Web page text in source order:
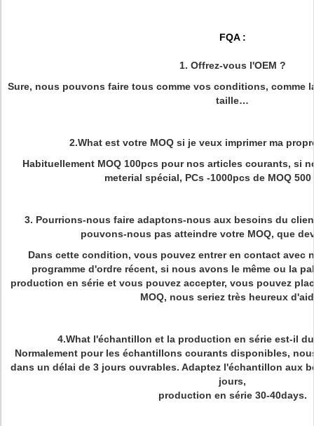
FQA :
1. Offrez-vous l'OEM ?
Sure, nous pouvons faire tous comme vos conditions, comme
taille…
2.What est votre MOQ si je veux imprimer ma
Habituellement MOQ 100pcs pour nos articles courants, si
meterial spécial, PCs -1000pcs de MOQ
3. Pourrions-nous faire adaptons-nous aux besoins du
pouvons-nous pas atteindre votre MOQ, que
Dans cette condition, vous pouvez entrer en contact avec
programme d'ordre récent, si nous avons le même ou la
production en série et vous pouvez accepter, vous pouvez
MOQ, nous seriez très heureux
4.What l'échantillon et la production en série est-il
Normalement pour les échantillons courants disponibles,
dans un délai de 3 jours ouvrables. Adaptez l'échantillon aux
jours,
production en série 30-40days.